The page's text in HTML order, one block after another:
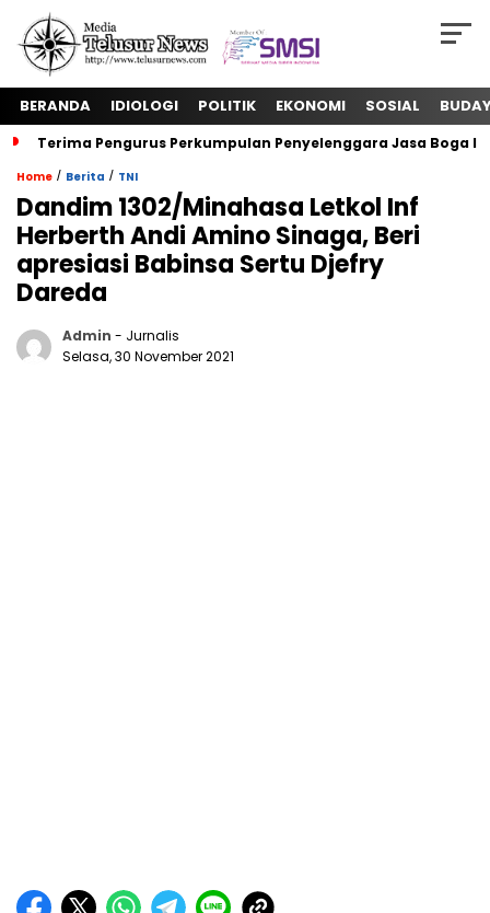
BERANDA IDIOLOGI POLITIK EKONOMI SOSIAL
Terima Pengurus Perkumpulan Penyelenggara Jasa Boga
Home / Berita / TNI
Dandim 1302/Minahasa Letkol Inf
Herberth Andi Amino Sinaga, Beri
apresiasi Babinsa Sertu Djefry
Dareda
Admin - Jurnalis
Selasa, 30 November 2021